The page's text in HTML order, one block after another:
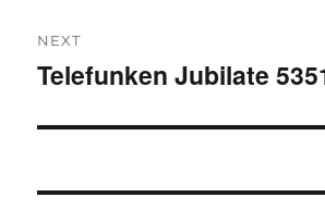
NEXT
Next
Telefunken Jubilate